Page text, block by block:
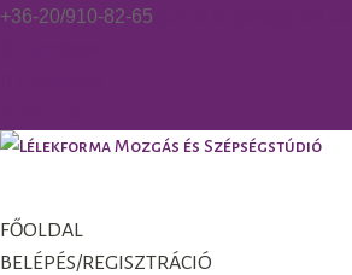
+36-20/910-82-65
FŐOLDAL
BELÉPÉS/REGISZTRÁCIÓ